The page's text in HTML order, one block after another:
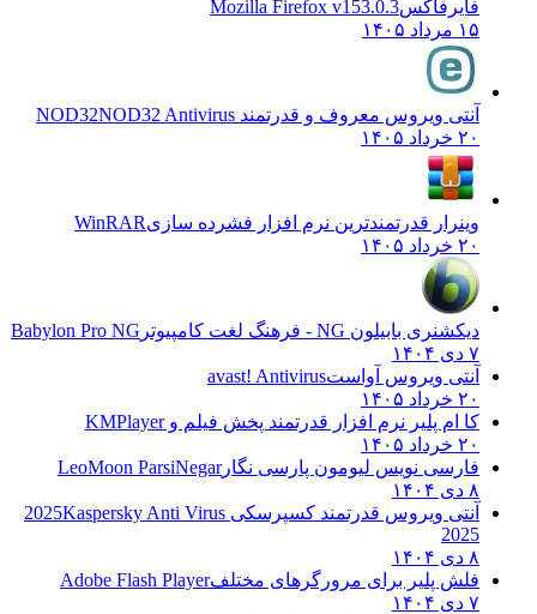
فایرفاکسMozilla Firefox v153.0.3
۱۵ مرداد ۱۴۰۵
آنتی ویروس معروف و قدرتمند NOD32 NOD32 Antivirus
۲۰ خرداد ۱۴۰۵
وینرار قدرتمندترین نرم افزار فشرده سازیWinRAR
۲۰ خرداد ۱۴۰۵
دیکشنری بابیلون NG - فرهنگ لغت کامپیوتر
Babylon Pro NG
۷ دی ۱۴۰۴
آنتی ویروس آواستavast! Antivirus
۲۰ خرداد ۱۴۰۵
کا ام پلیر نرم افزار قدرتمند پخش فیلم وKMPlayer
۲۰ خرداد ۱۴۰۵
فارسی نویس لیومون پارسی نگارLeoMoon ParsiNegar
۸ دی ۱۴۰۴
آنتی ویروس قدرتمند کسپرسکی 2025 Kaspersky Anti Virus
2025
۸ دی ۱۴۰۴
فلش پلیر برای مرورگرهای مختلفAdobe Flash Player
۷ دی ۱۴۰۴